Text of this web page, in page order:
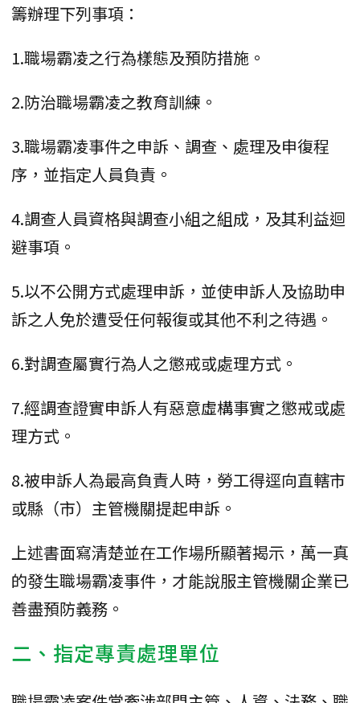
籌辦理下列事項：
1.職場霸凌之行為樣態及預防措施。
2.防治職場霸凌之教育訓練。
3.職場霸凌事件之申訴、調查、處理及申復程
序，並指定人員負責。
4.調查人員資格與調查小組之組成，及其利益迴
避事項。
5.以不公開方式處理申訴，並使申訴人及協助申
訴之人免於遭受任何報復或其他不利之待遇。
6.對調查屬實行為人之懲戒或處理方式。
7.經調查證實申訴人有惡意虛構事實之懲戒或處
理方式。
8.被申訴人為最高負責人時，勞工得逕向直轄市
或縣（市）主管機關提起申訴。
上述書面寫清楚並在工作場所顯著揭示，萬一真
的發生職場霸凌事件，才能說服主管機關企業已
善盡預防義務。
二、指定專責處理單位